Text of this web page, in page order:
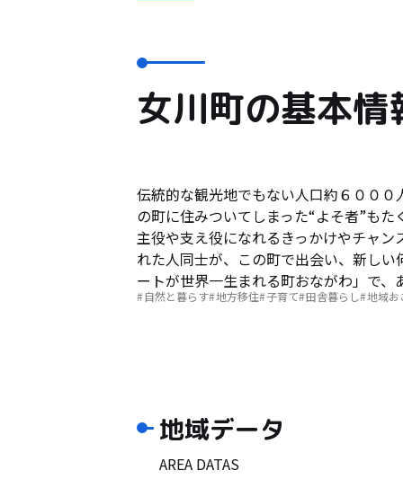
女川町の基本情
伝統的な観光地でもない人口約６００
の町に住みついてしまった“よそ者”も
主役や支え役になれるきっかけやチャ
れた人同士が、この町で出会い、新し
ートが世界一生まれる町おながわ」で
自然と暮らす 地方移住 子育て 田舎暮らし 地域お
地域データ
AREA DATAS